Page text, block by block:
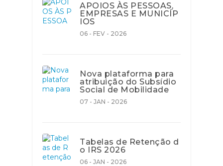
APOIOS ÀS PESSOAS,
EMPRESAS E MUNICÍP
IOS
06 - FEV - 2026
Nova plataforma para
atribuição do Subsídio
Social de Mobilidade
07 - JAN - 2026
Tabelas de Retenção d
o IRS 2026
06 - JAN - 2026